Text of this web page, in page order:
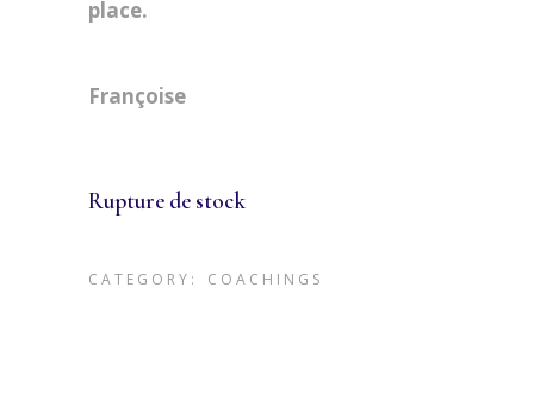
place.
Françoise
Rupture de stock
CATEGORY: COACHINGS